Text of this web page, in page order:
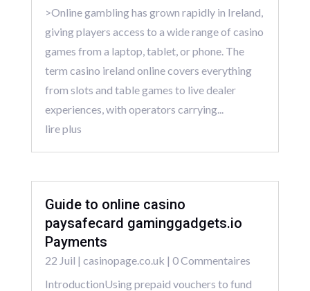
>Online gambling has grown rapidly in Ireland,
giving players access to a wide range of casino
games from a laptop, tablet, or phone. The
term casino ireland online covers everything
from slots and table games to live dealer
experiences, with operators carrying...
lire plus
Guide to online casino
paysafecard gaminggadgets.io
Payments
22 Juil | casinopage.co.uk | 0 Commentaires
IntroductionUsing prepaid vouchers to fund